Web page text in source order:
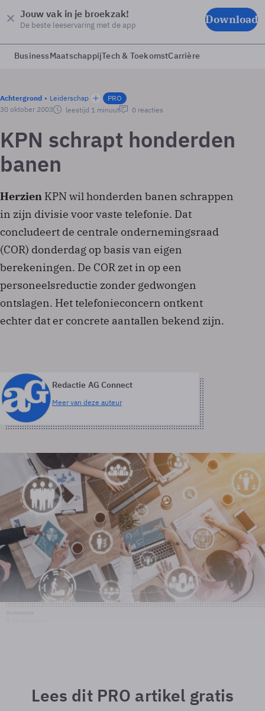
Jouw vak in je broekzak!
De beste leeservaring met de app Download
BusinessMaatschappijTech & ToekomstCarrière
Achtergrond Leiderschap
PRO
30 oktober 2003
leestijd 1 minuut 0 reacties
KPN schrapt honderden
banen
Herzien KPN wil honderden banen schrappen
in zijn divisie voor vaste telefonie. Dat
concludeert de centrale ondernemingsraad
(COR) donderdag op basis van eigen
berekeningen. De COR zet in op een
personeelsreductie zonder gedwongen
ontslagen. Het telefonieconcern ontkent
echter dat er concrete aantallen bekend zijn.
Redactie AG Connect
Meer van deze auteur
Lees dit PRO artikel gratis